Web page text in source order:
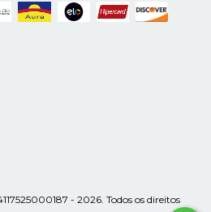
- 2026. Todos os direitos